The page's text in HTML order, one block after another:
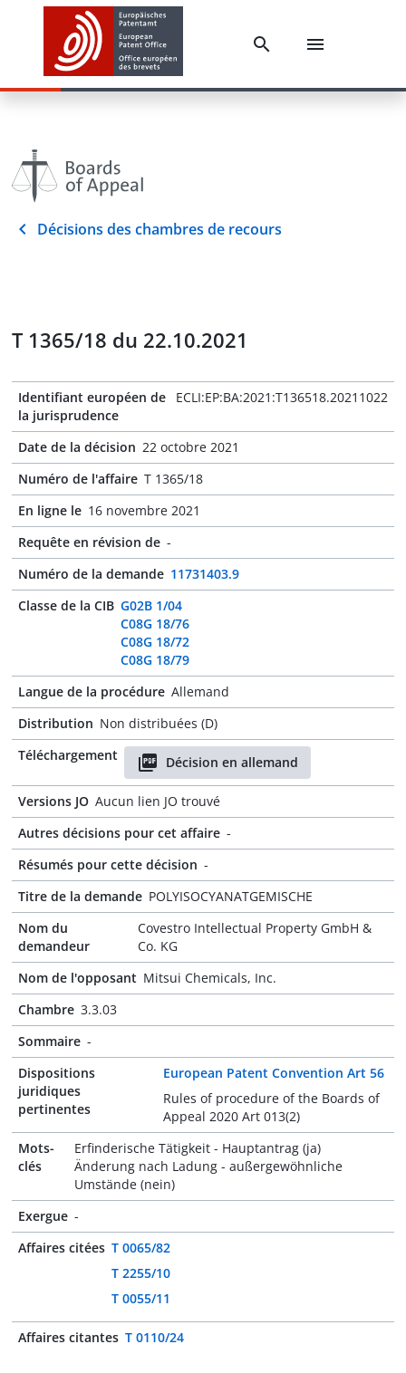
Décisions des chambres de recours
T 1365/18 du 22.10.2021
Identifiant européen de
la jurisprudence
ECLI:EP:BA:2021:T136518.20211022
Date de la décision 22 octobre 2021
Numéro de l'affaire T 1365/18
En ligne le 16 novembre 2021
Requête en révision de -
Numéro de la demande 11731403.9
Classe de la CIB G02B 1/04
C08G 18/76
C08G 18/72
C08G 18/79
Langue de la procédure Allemand
Distribution Non distribuées (D)
Téléchargement
Décision en allemand
Versions JO Aucun lien JO trouvé
Autres décisions pour cet affaire -
Résumés pour cette décision -
Titre de la demande POLYISOCYANATGEMISCHE
Nom du
demandeur
Covestro Intellectual Property GmbH &
Co. KG
Nom de l'opposant Mitsui Chemicals, Inc.
Chambre 3.3.03
Sommaire -
Dispositions
juridiques
pertinentes
European Patent Convention Art 56
Rules of procedure of the Boards of
Appeal 2020 Art 013(2)
Mots-
clés
Erfinderische Tätigkeit - Hauptantrag (ja)
Änderung nach Ladung - außergewöhnliche
Umstände (nein)
Exergue -
Affaires citées T 0065/82
T 2255/10
T 0055/11
Affaires citantes T 0110/24